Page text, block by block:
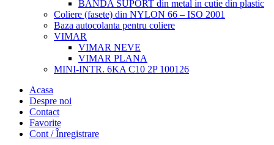
BANDA SUPORT din metal in cutie din plastic
Coliere (fasete) din NYLON 66 – ISO 2001
Baza autocolanta pentru coliere
VIMAR
VIMAR NEVE
VIMAR PLANA
MINI-INTR. 6KA C10 2P 100126
Acasa
Despre noi
Contact
Favorite
Cont / Înregistrare